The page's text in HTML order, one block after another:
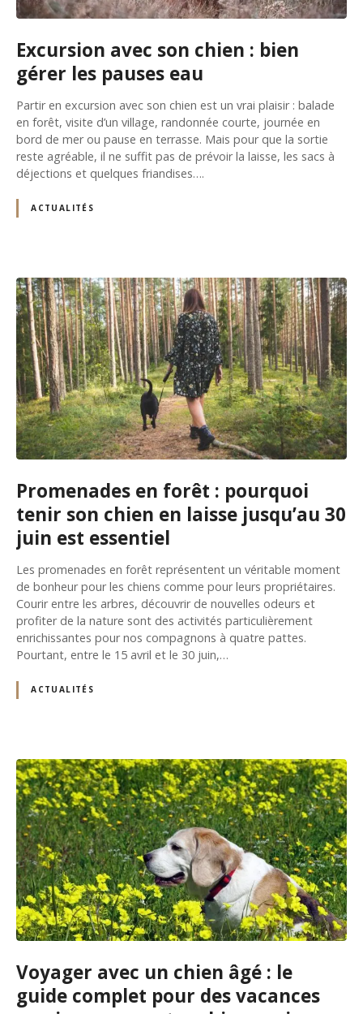
Excursion avec son chien : bien
gérer les pauses eau
Partir en excursion avec son chien est un vrai plaisir : balade
en forêt, visite d’un village, randonnée courte, journée en
bord de mer ou pause en terrasse. Mais pour que la sortie
reste agréable, il ne suffit pas de prévoir la laisse, les sacs à
déjections et quelques friandises….
ACTUALITÉS
Promenades en forêt : pourquoi
tenir son chien en laisse jusqu’au 30
juin est essentiel
Les promenades en forêt représentent un véritable moment
de bonheur pour les chiens comme pour leurs propriétaires.
Courir entre les arbres, découvrir de nouvelles odeurs et
profiter de la nature sont des activités particulièrement
enrichissantes pour nos compagnons à quatre pattes.
Pourtant, entre le 15 avril et le 30 juin,…
ACTUALITÉS
Voyager avec un chien âgé : le
guide complet pour des vacances